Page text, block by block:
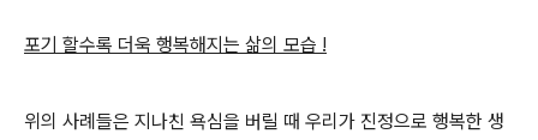
포기 할수록 더욱 행복해지는 삶의 모습 !
위의 사례들은 지나친 욕심을 버릴 때 우리가 진정으로 행복한 생